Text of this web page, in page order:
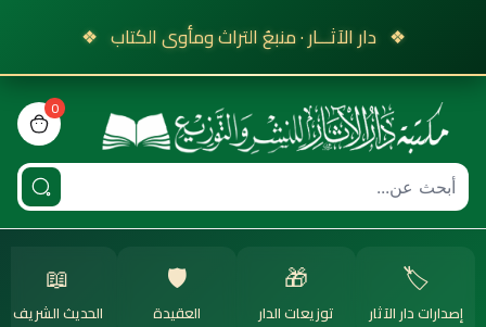
❖ دار الآثـــار · منبعُ التراث ومأوى الكتاب ❖
0
bag
🏷️
إصدارات دار الآثار
🎁
توزيعات الدار
🛡️
العقيدة
📖
الحديث الشريف